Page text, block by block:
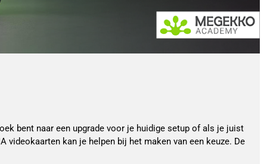
bent naar een upgrade voor je huidige setup of als je juist
videokaarten kan je helpen bij het maken van een keuze. De